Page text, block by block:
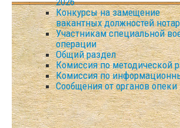
Конкурсы на замещение
вакантных должностей
Участникам специальной
операции
Общий раздел
Комиссия по методической
Комиссия по
Сообщения от органов опеки